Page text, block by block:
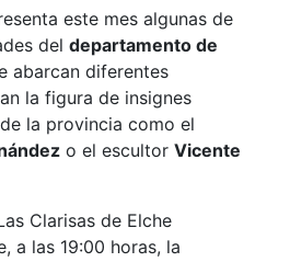
este mes algunas de
del departamento de
abarcan diferentes
la figura de insignes
la provincia como el
o el escultor Vicente
Clarisas de Elche
a las 19:00 horas, la